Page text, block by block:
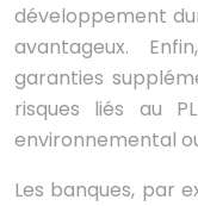
développement
avantageux.
garanties
risques liés au
environnemental
Les banques, par